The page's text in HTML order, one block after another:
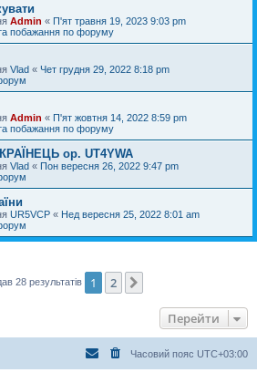
Admin « П'ят травня 19, 2023 9:03 pm
побажання по форуму
Vlad « Чет грудня 29, 2022 8:18 pm
Admin « П'ят жовтня 14, 2022 8:59 pm
побажання по форуму
op. UT4YWA
Vlad « Пон вересня 26, 2022 9:47 pm
UR5VCP « Нед вересня 25, 2022 8:01 am
28 результатів 1 2
Перейти
Часовий пояс UTC+03:00